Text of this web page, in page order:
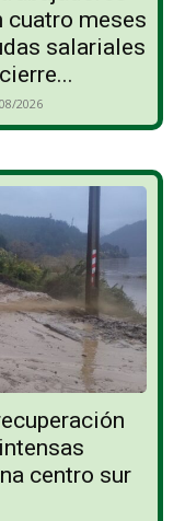
cuatro meses
salariales
2026
centro sur